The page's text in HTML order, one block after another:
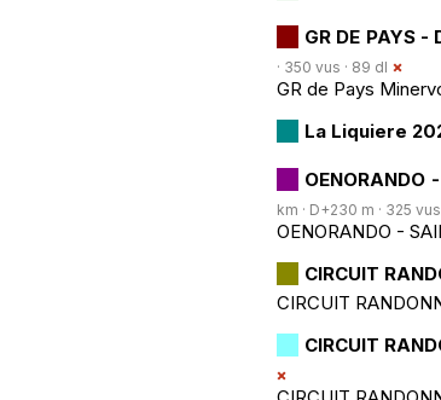
GR DE PAYS -
· 350 vus · 89 dl
GR de Pays
La Liquiere
OENORANDO
km · D+230 m · 325 vus
OENORANDO -
CIRCUIT
CIRCUIT
CIRCUIT